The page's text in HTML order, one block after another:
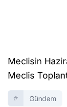
Meclisin
Meclis
Gündem